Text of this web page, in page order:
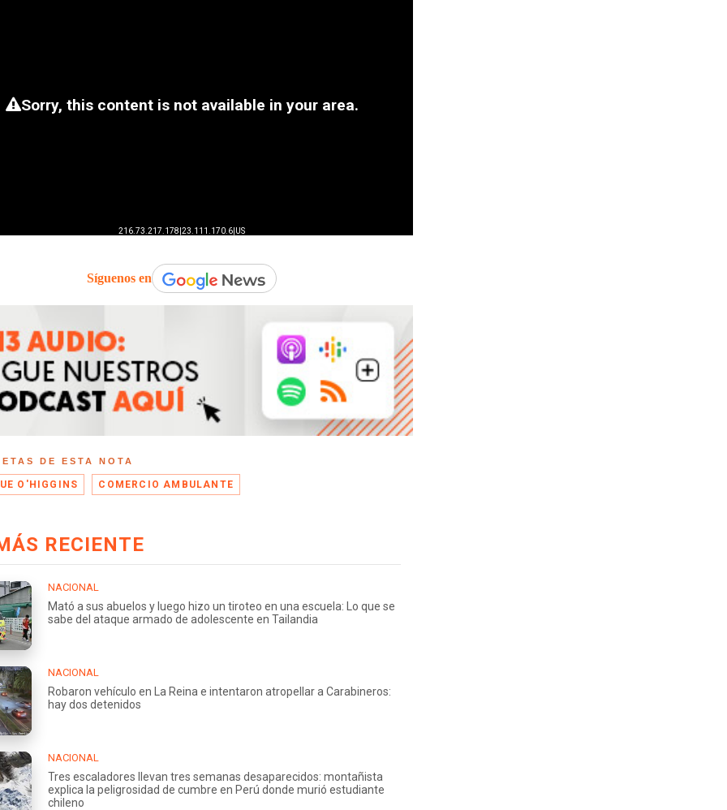
Síguenos en
DE ESTA NOTA
O'HIGGINS COMERCIO AMBULANTE
RECIENTE
NACIONAL
Mató a sus abuelos y luego hizo un tiroteo en una escuela: Lo que se
sabe del ataque armado de adolescente en Tailandia
NACIONAL
Robaron vehículo en La Reina e intentaron atropellar a Carabineros:
hay dos detenidos
NACIONAL
Tres escaladores llevan tres semanas desaparecidos: montañista
explica la peligrosidad de cumbre en Perú donde murió estudiante
chileno